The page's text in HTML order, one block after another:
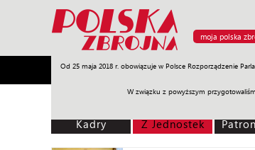
moja polska
Od 25 maja 2018 r. obowiązuje w Polsce Rozporządzenie
W związku z powyższym
Armia Poligon Sprzęt Misje
Kadry Z Jednostek